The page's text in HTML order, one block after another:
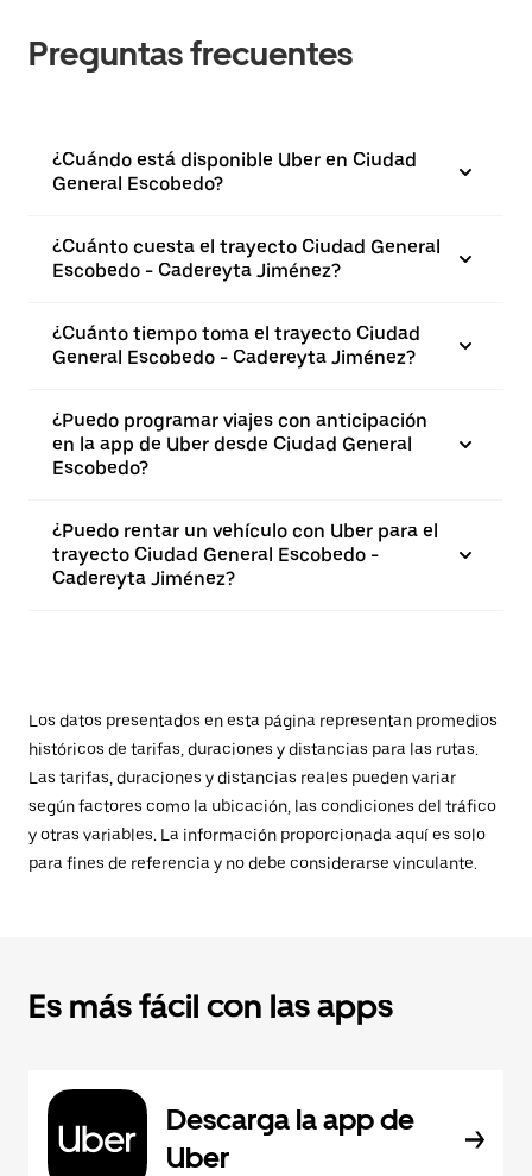
Preguntas frecuentes
¿Cuándo está disponible Uber en Ciudad
General Escobedo?
¿Cuánto cuesta el trayecto Ciudad General
Escobedo - Cadereyta Jiménez?
¿Cuánto tiempo toma el trayecto Ciudad
General Escobedo - Cadereyta Jiménez?
¿Puedo programar viajes con anticipación
en la app de Uber desde Ciudad General
Escobedo?
¿Puedo rentar un vehículo con Uber para el
trayecto Ciudad General Escobedo -
Cadereyta Jiménez?
Los datos presentados en esta página representan promedios
históricos de tarifas, duraciones y distancias para las rutas.
Las tarifas, duraciones y distancias reales pueden variar
según factores como la ubicación, las condiciones del tráfico
y otras variables. La información proporcionada aquí es solo
para fines de referencia y no debe considerarse vinculante.
Es más fácil con las apps
Descarga la app de
Uber